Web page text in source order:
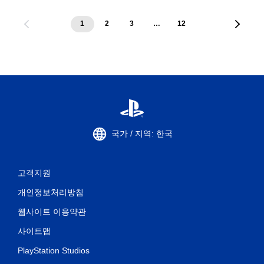
1 2 3 … 12
국가 / 지역: 한국
고객지원
개인정보처리방침
웹사이트 이용약관
사이트맵
PlayStation Studios